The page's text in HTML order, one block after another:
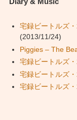
宅録ビートルズ
(2013/11/24)
Piggies – The
宅録ビートルズ
宅録ビートルズ
宅録ビートルズ